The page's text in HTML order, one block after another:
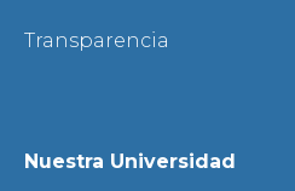
Transparencia
Nuestra Universidad